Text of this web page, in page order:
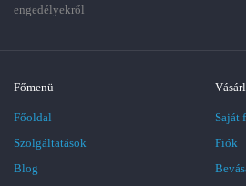
engedélyekről
Főmenü
Főoldal
Szolgáltatások
Blog
Saját
Fiók